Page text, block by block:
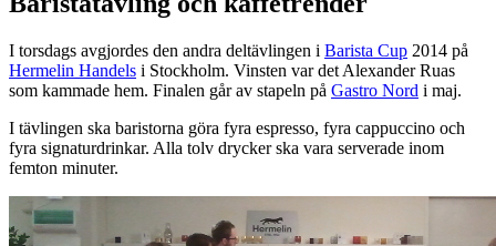
I torsdags avgjordes den andra deltävlingen i Barista Cup 2014 på
Hermelin Handels i Stockholm. Vinsten var det Alexander Ruas
som kammade hem. Finalen går av stapeln på Gastro Nord i maj.
I tävlingen ska baristorna göra fyra espresso, fyra cappuccino och
fyra signaturdrinkar. Alla tolv drycker ska vara serverade inom
femton minuter.